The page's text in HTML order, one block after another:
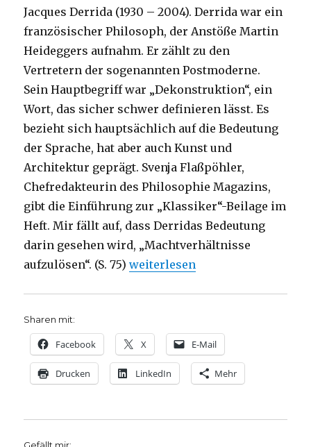
Jacques Derrida (1930 – 2004). Derrida war ein
französischer Philosoph, der Anstöße Martin
Heideggers aufnahm. Er zählt zu den
Vertretern der sogenannten Postmoderne.
Sein Hauptbegriff war „Dekonstruktion“, ein
Wort, das sicher schwer definieren lässt. Es
bezieht sich hauptsächlich auf die Bedeutung
der Sprache, hat aber auch Kunst und
Architektur geprägt. Svenja Flaßpöhler,
Chefredakteurin des Philosophie Magazins,
gibt die Einführung zur „Klassiker“-Beilage im
Heft. Mir fällt auf, dass Derridas Bedeutung
darin gesehen wird, „Machtverhältnisse
aufzulösen“. (S. 75)„Dekonstruktion, Rezension
weiterlesen
Sharen mit:
Facebook X E-Mail
Drucken LinkedIn Mehr